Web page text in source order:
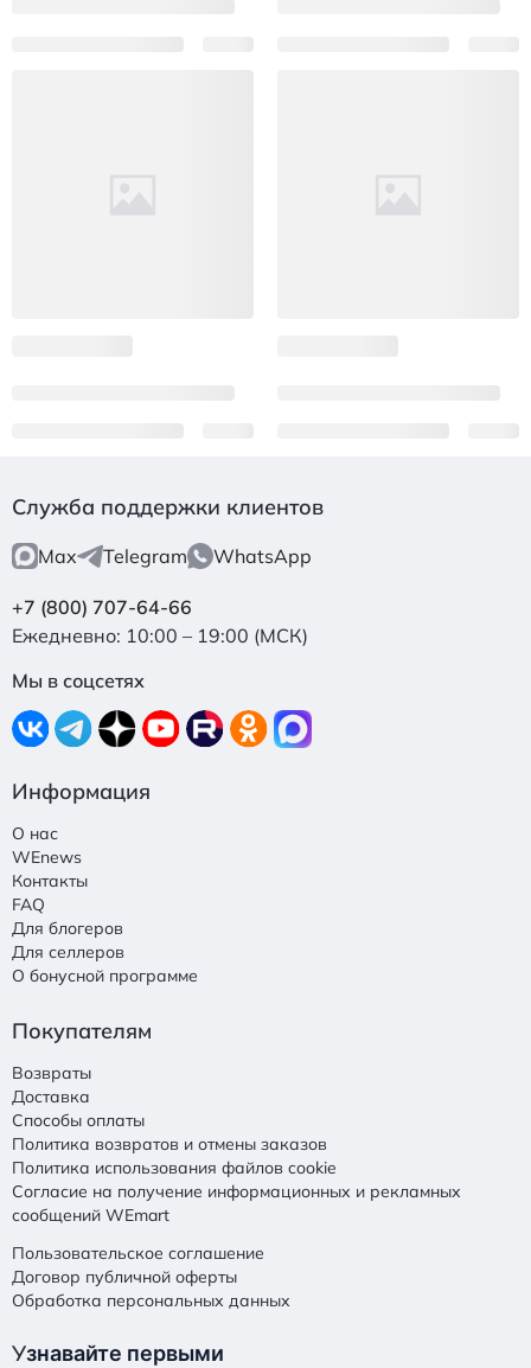
Служба поддержки клиентов
Max Telegram WhatsApp
+7 (800) 707-64-66
Ежедневно: 10:00 – 19:00 (МСК)
Мы в соцсетях
Информация
О нас
WEnews
Контакты
FAQ
Для блогеров
Для селлеров
О бонусной программе
Покупателям
Возвраты
Доставка
Способы оплаты
Политика возвратов и отмены заказов
Политика использования файлов cookie
Согласие на получение информационных и рекламных
сообщений WEmart
Пользовательское соглашение
Договор публичной оферты
Обработка персональных данных
Узнавайте первыми